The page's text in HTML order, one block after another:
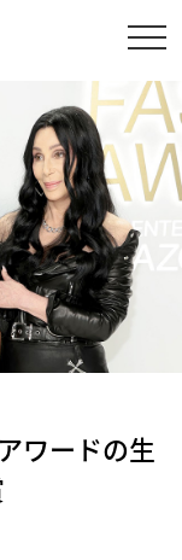
ワードの生